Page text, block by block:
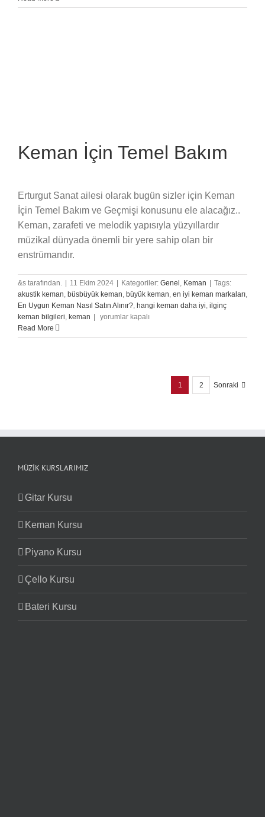
Parçaları
Keman İçin Temel Bakım
Erturgut Sanat ailesi olarak bugün sizler için Keman
İçin Temel Bakım ve Geçmişi konusunu ele alacağız..
Keman, zarafeti ve melodik yapısıyla yüzyıllardır
müzikal dünyada önemli bir yere sahip olan bir
enstrümandır.
&s tarafından. | 11 Ekim 2024 | Kategoriler: Genel Keman | Tags:
akustik keman büsbüyük keman büyük keman en iyi keman markaları
En Uygun Keman Nasıl Satın Alınır? hangi keman daha iyi ilginç
keman bilgileri keman |
Keman
Temel
yorumlar kapalı
Read More
1 2 Sonraki
MÜZIK KURSLARIMIZ
Gitar Kursu
Keman Kursu
Piyano Kursu
Çello Kursu
Bateri Kursu